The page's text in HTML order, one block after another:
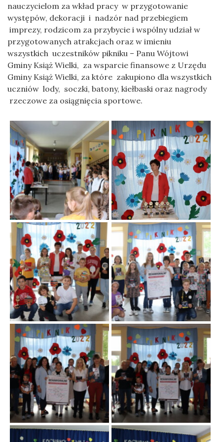
nauczycielom za wkład pracy w przygotowanie
występów, dekoracji i nadzór nad przebiegiem
imprezy, rodzicom za przybycie i wspólny udział w
przygotowanych atrakcjach oraz w imieniu
wszystkich uczestników pikniku – Panu Wójtowi
Gminy Książ Wielki, za wsparcie finansowe z Urzędu
Gminy Książ Wielki, za które zakupiono dla wszystkich
uczniów lody, soczki, batony, kiełbaski oraz nagrody
rzeczowe za osiągnięcia sportowe.